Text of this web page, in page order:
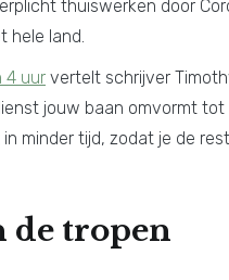
thuiswerken door
hele land.
4 uur vertelt schrijver
jouw baan omvormt
minder tijd, zodat je de
de tropen